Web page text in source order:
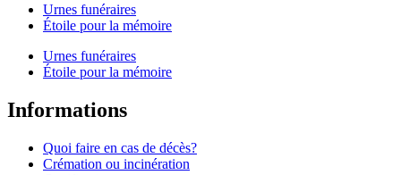
Urnes funéraires
Étoile pour la mémoire
Urnes funéraires
Étoile pour la mémoire
Informations
Quoi faire en cas de décès?
Crémation ou incinération